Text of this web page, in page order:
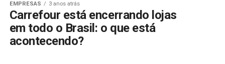
EMPRESAS 3 anos atrás
Carrefour está encerrando lojas
em todo o Brasil: o que está
acontecendo?